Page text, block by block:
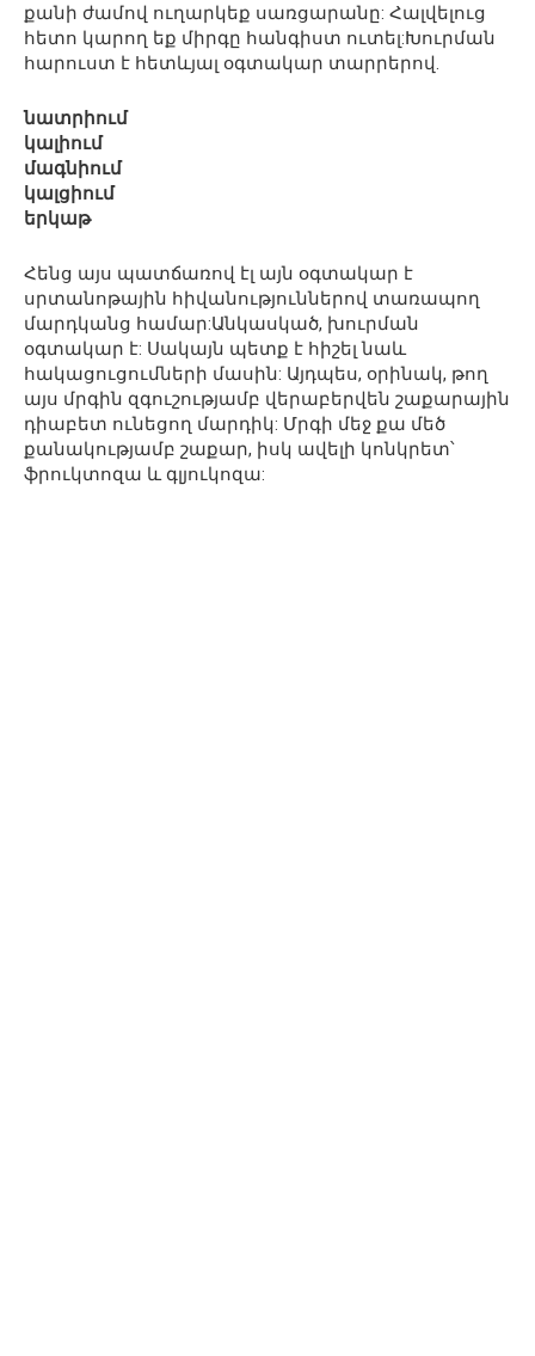
քանի ժամով ուղարկեք սառցարանը: Հալվելուց
հետո կարող եք միրգը հանգիստ ուտել:Խուրման
հարուստ է հետևյալ օգտակար տարրերով.
նատրիում
կալիում
մագնիում
կալցիում
երկաթ
Հենց այս պատճառով էլ այն օգտակար է
սրտանոթային հիվանություններով տառապող
մարդկանց համար:Անկասկած, խուրման
օգտակար է: Սակայն պետք է հիշել նաև
հակացուցումների մասին: Այդպես, օրինակ, թող
այս մրգին զգուշությամբ վերաբերվեն շաքարային
դիաբետ ունեցող մարդիկ: Մրգի մեջ քա մեծ
քանակությամբ շաքար, իսկ ավելի կոնկրետ՝
ֆրուկտոզա և գլյուկոզա: